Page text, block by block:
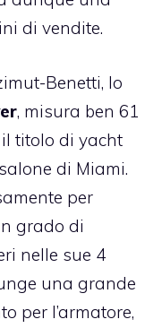
di vendite.
Benetti, lo
, misura ben 61
titolo di yacht
di Miami.
per
grado di
nelle sue 4
una grande
per l’armatore,